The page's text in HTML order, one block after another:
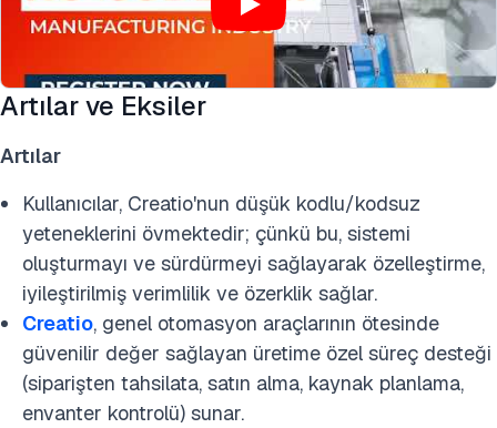
Artılar ve Eksiler
Artılar
Kullanıcılar, Creatio'nun düşük kodlu/kodsuz
yeteneklerini övmektedir; çünkü bu, sistemi
oluşturmayı ve sürdürmeyi sağlayarak özelleştirme,
iyileştirilmiş verimlilik ve özerklik sağlar.
Creatio, genel otomasyon araçlarının ötesinde
güvenilir değer sağlayan üretime özel süreç desteği
(siparişten tahsilata, satın alma, kaynak planlama,
envanter kontrolü) sunar.